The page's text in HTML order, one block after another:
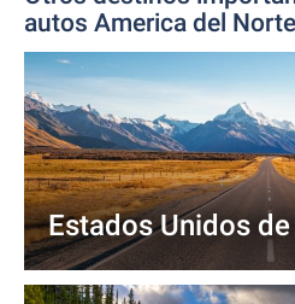
autos America del Norte
Estados Unidos